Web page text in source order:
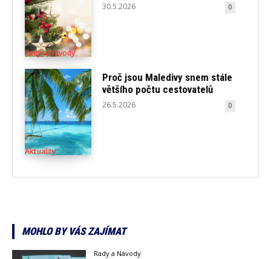
Rady a Návody
30.5.2026 0
Aktuality
Proč jsou Maledivy snem stále
většího počtu cestovatelů
26.5.2026 0
MOHLO BY VÁS ZAJÍMAT
Rady a Návody